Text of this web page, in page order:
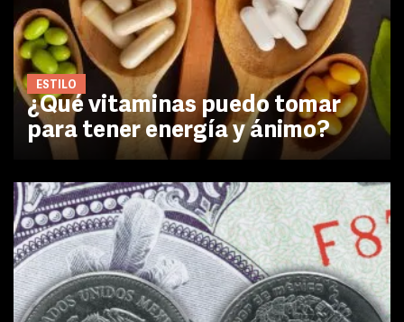
ESTILO
¿Qué vitaminas puedo tomar
para tener energía y ánimo?